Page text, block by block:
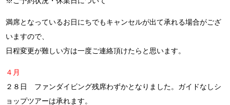
満席となっているお日にちでもキャンセルが出て承れる場合がござ
いますので、
日程変更が難しい方は一度ご連絡頂けたらと思います。
４月
２８日 ファンダイビング残席わずかとなりました。ガイドなしシ
ョップツアーは承れます。